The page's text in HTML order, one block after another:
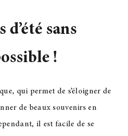
d’été sans
!
qui permet de s’éloigner de
de beaux souvenirs en
il est facile de se